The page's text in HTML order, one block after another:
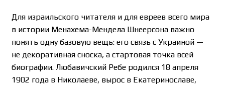
Для израильского читателя и для евреев всего мира
в истории Менахема-Мендела Шнеерсона важно
понять одну базовую вещь: его связь с Украиной —
не декоративная сноска, а стартовая точка всей
биографии. Любавичский Ребе родился 18 апреля
1902 года в Николаеве, вырос в Екатеринославе,